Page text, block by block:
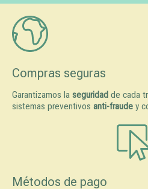
Compras seguras
Garantizamos la seguridad de cada
sistemas preventivos anti-fraude y
Métodos de pago